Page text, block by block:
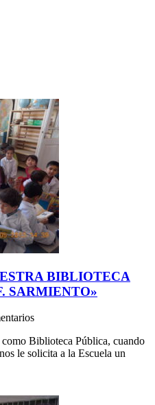
BIBLIOTECA
SARMIENTO»
Biblioteca Pública, cuando
le solicita a la Escuela un